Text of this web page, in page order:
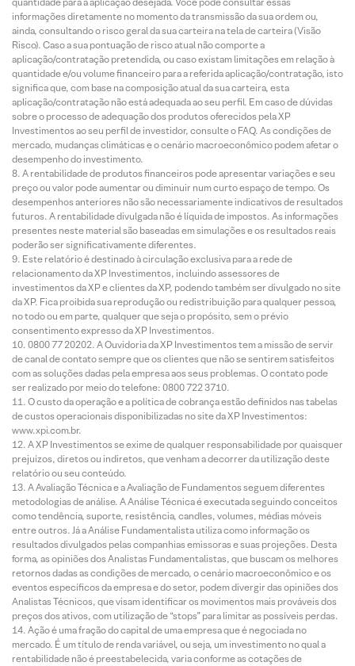
informações diretamente no momento da transmissão da sua ordem ou,
ainda, consultando o risco geral da sua carteira na tela de carteira (Visão
Risco). Caso a sua pontuação de risco atual não comporte a
aplicação/contratação pretendida, ou caso existam limitações em relação à
quantidade e/ou volume financeiro para a referida aplicação/contratação, isto
significa que, com base na composição atual da sua carteira, esta
aplicação/contratação não está adequada ao seu perfil. Em caso de dúvidas
sobre o processo de adequação dos produtos oferecidos pela XP
Investimentos ao seu perfil de investidor, consulte o FAQ. As condições de
mercado, mudanças climáticas e o cenário macroeconômico podem afetar o
desempenho do investimento.
A rentabilidade de produtos financeiros pode apresentar variações e seu
preço ou valor pode aumentar ou diminuir num curto espaço de tempo. Os
desempenhos anteriores não são necessariamente indicativos de resultados
futuros. A rentabilidade divulgada não é líquida de impostos. As informações
presentes neste material são baseadas em simulações e os resultados reais
poderão ser significativamente diferentes.
Este relatório é destinado à circulação exclusiva para a rede de
relacionamento da XP Investimentos, incluindo assessores de
investimentos da XP e clientes da XP, podendo também ser divulgado no site
da XP. Fica proibida sua reprodução ou redistribuição para qualquer pessoa,
no todo ou em parte, qualquer que seja o propósito, sem o prévio
consentimento expresso da XP Investimentos.
0800 77 20202. A Ouvidoria da XP Investimentos tem a missão de servir
de canal de contato sempre que os clientes que não se sentirem satisfeitos
com as soluções dadas pela empresa aos seus problemas. O contato pode
ser realizado por meio do telefone: 0800 722 3710.
O custo da operação e a política de cobrança estão definidos nas tabelas
de custos operacionais disponibilizadas no site da XP Investimentos:
www.xpi.com.br.
A XP Investimentos se exime de qualquer responsabilidade por quaisquer
prejuízos, diretos ou indiretos, que venham a decorrer da utilização deste
relatório ou seu conteúdo.
A Avaliação Técnica e a Avaliação de Fundamentos seguem diferentes
metodologias de análise. A Análise Técnica é executada seguindo conceitos
como tendência, suporte, resistência, candles, volumes, médias móveis
entre outros. Já a Análise Fundamentalista utiliza como informação os
resultados divulgados pelas companhias emissoras e suas projeções. Desta
forma, as opiniões dos Analistas Fundamentalistas, que buscam os melhores
retornos dadas as condições de mercado, o cenário macroeconômico e os
eventos específicos da empresa e do setor, podem divergir das opiniões dos
Analistas Técnicos, que visam identificar os movimentos mais prováveis dos
preços dos ativos, com utilização de “stops” para limitar as possíveis perdas.
Ação é uma fração do capital de uma empresa que é negociada no
mercado. É um título de renda variável, ou seja, um investimento no qual a
rentabilidade não é preestabelecida, varia conforme as cotações de